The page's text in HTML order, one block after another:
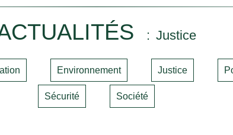
Justice
Environnement Justice
Sécurité Société